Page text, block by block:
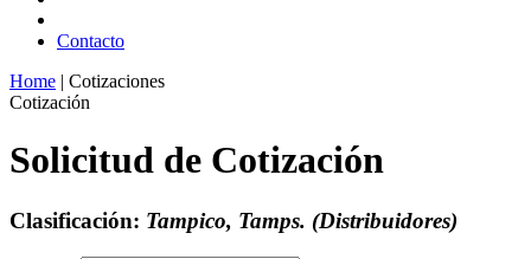
Contacto
Home | Cotizaciones
Cotización
Solicitud de Cotización
Clasificación: Tampico, Tamps. (Distribuidores)